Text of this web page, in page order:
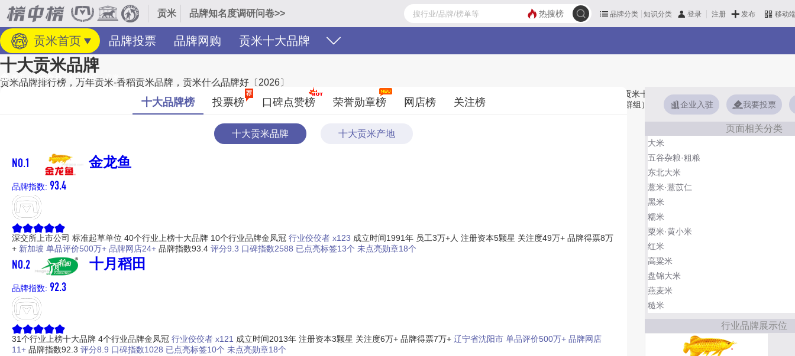
贡米 品牌知名度调研问卷>> 品牌分类 知识分类 登录 注册 发布 移动
热搜榜
贡米首页 品牌投票 品牌网购 贡米十大品牌
十大贡米品牌
贡米品牌排行榜，万年贡米-香稻贡米品牌，贡米什么品牌好〔2026〕
发布啦！居前十的有：金龙鱼、十月稻田、柴火大院、响水米业、福临门、万年贡、国宝桥米、五米常香、吉兰、吴祥等，上榜贡米十大品牌榜单和著名贡米品牌名单的是口
碑好或知名度高、有实力的品牌，排名不分先后，仅供借鉴参考，想知道什么牌子的贡米好？您可以多比较，选择自己满意的！贡米品牌主要属于商标分类的第30类（3008群组）。榜单更新时间：2026年07月24日（每
首页 > 饮食食品 > 粮油米面 > 贡米
十大品牌榜 投票榜
荐
口碑点赞榜 荣誉勋章榜 网店榜 关注榜
十大贡米品牌 十大贡米产地
NO.1 金龙鱼
品牌指数: 93.4
深交所上市公司 标准起草单位 40个行业上榜十大品牌 10个行业品牌金凤冠 行业佼佼者 x123 成立时间1991年 员工3万+人 注册资本5颗星 关注度49万+ 品牌得票8万
+ 新加坡 单品评价500万+ 品牌网店24+ 品牌指数93.4 评分9.3 口碑指数2588 已点亮标签13个 未点亮勋章18个
NO.2 十月稻田
品牌指数: 92.3
31个行业上榜十大品牌 4个行业品牌金凤冠 行业佼佼者 x121 成立时间2013年 注册资本3颗星 关注度6万+ 品牌得票7万+ 辽宁省沈阳市 单品评价500万+ 品牌网店
11+ 品牌指数92.3 评分8.9 口碑指数1028 已点亮标签10个 未点亮勋章18个
企业入驻 我要投票
页面相关分类
大米
五谷杂粮·粗粮
东北大米
薏米·薏苡仁
黑米
糯米
粟米·黄小米
红米
高粱米
盘锦大米
燕麦米
糙米
行业品牌展示位